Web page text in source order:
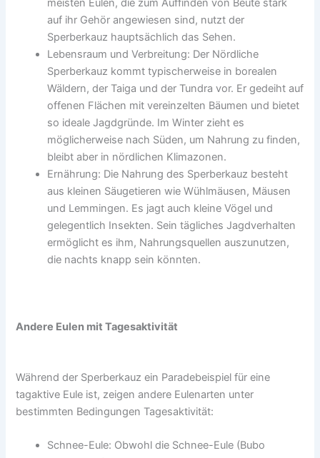
meisten Eulen, die zum Auffinden von Beute stark
auf ihr Gehör angewiesen sind, nutzt der
Sperberkauz hauptsächlich das Sehen.
Lebensraum und Verbreitung: Der Nördliche
Sperberkauz kommt typischerweise in borealen
Wäldern, der Taiga und der Tundra vor. Er gedeiht auf
offenen Flächen mit vereinzelten Bäumen und bietet
so ideale Jagdgründe. Im Winter zieht es
möglicherweise nach Süden, um Nahrung zu finden,
bleibt aber in nördlichen Klimazonen.
Ernährung: Die Nahrung des Sperberkauz besteht
aus kleinen Säugetieren wie Wühlmäusen, Mäusen
und Lemmingen. Es jagt auch kleine Vögel und
gelegentlich Insekten. Sein tägliches Jagdverhalten
ermöglicht es ihm, Nahrungsquellen auszunutzen,
die nachts knapp sein könnten.
Andere Eulen mit Tagesaktivität
Während der Sperberkauz ein Paradebeispiel für eine
tagaktive Eule ist, zeigen andere Eulenarten unter
bestimmten Bedingungen Tagesaktivität:
Schnee-Eule: Obwohl die Schnee-Eule (Bubo